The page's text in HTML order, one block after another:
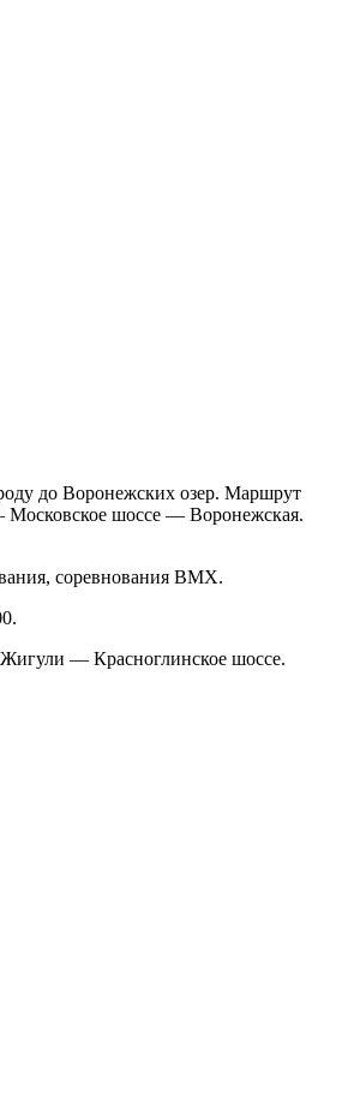
до Воронежских озер. Маршрут
шоссе — Воронежская.
соревнования BMX.
— Красноглинское шоссе.